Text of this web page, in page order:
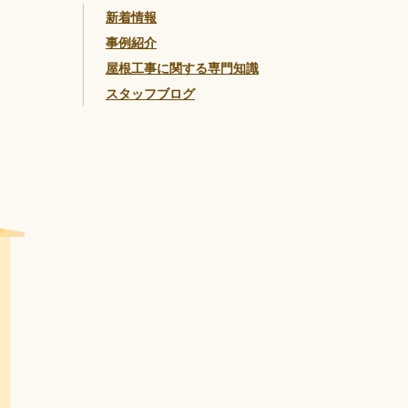
新着情報
事例紹介
屋根工事に関する専門知識
スタッフブログ